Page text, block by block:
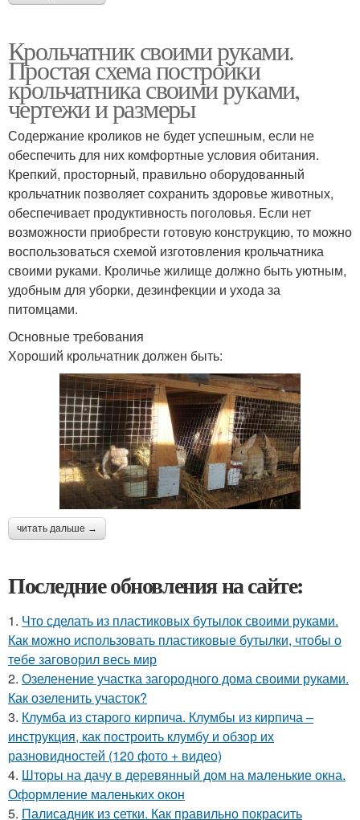
Крольчатник своими руками.
Простая схема постройки
крольчатника своими руками,
чертежи и размеры
Содержание кроликов не будет успешным, если не
обеспечить для них комфортные условия обитания.
Крепкий, просторный, правильно оборудованный
крольчатник позволяет сохранить здоровье животных,
обеспечивает продуктивность поголовья. Если нет
возможности приобрести готовую конструкцию, то можно
воспользоваться схемой изготовления крольчатника
своими руками. Кроличье жилище должно быть уютным,
удобным для уборки, дезинфекции и ухода за
питомцами.
Основные требования
Хороший крольчатник должен быть:
читать дальше →
Последние обновления на сайте:
1. Что сделать из пластиковых бутылок своими руками.
Как можно использовать пластиковые бутылки, чтобы о
тебе заговорил весь мир
2. Озеленение участка загородного дома своими руками.
Как озеленить участок?
3. Клумба из старого кирпича. Клумбы из кирпича –
инструкция, как построить клумбу и обзор их
разновидностей (120 фото + видео)
4. Шторы на дачу в деревянный дом на маленькие окна.
Оформление маленьких окон
5. Палисадник из сетки. Как правильно покрасить